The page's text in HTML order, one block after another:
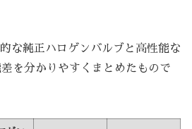
な純正ハロゲンバルブと高性能な
を分かりやすくまとめたもので